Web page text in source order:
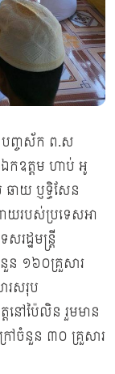
បញ្ចស័ក ព.ស
កឧត្ដម ហាប់ អូ
ាយ ប្ញទ្ធិសែន
យរបស់ប្រទេសអា
រដ្ឋមន្រ្តី
នួន ១៦០គ្រួសារ
រសរុប
នៅប៉ៃលិន រួមមាន
ៅចំនួន ៣០ គ្រួសារ